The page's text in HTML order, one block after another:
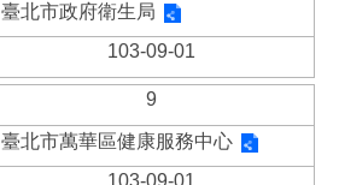
臺北市政府衛生局
103-09-01
9
臺北市萬華區健康服務中心
103-09-01